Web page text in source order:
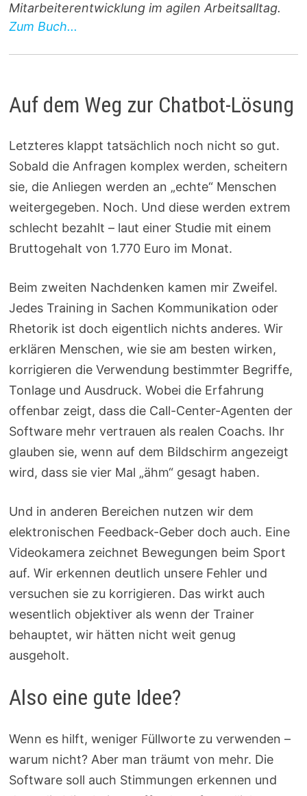
Mitarbeiterentwicklung im agilen Arbeitsalltag.
Zum Buch...
Auf dem Weg zur Chatbot-Lösung
Letzteres klappt tatsächlich noch nicht so gut.
Sobald die Anfragen komplex werden, scheitern
sie, die Anliegen werden an „echte“ Menschen
weitergegeben. Noch. Und diese werden extrem
schlecht bezahlt – laut einer Studie mit einem
Bruttogehalt von 1.770 Euro im Monat.
Beim zweiten Nachdenken kamen mir Zweifel.
Jedes Training in Sachen Kommunikation oder
Rhetorik ist doch eigentlich nichts anderes. Wir
erklären Menschen, wie sie am besten wirken,
korrigieren die Verwendung bestimmter Begriffe,
Tonlage und Ausdruck. Wobei die Erfahrung
offenbar zeigt, dass die Call-Center-Agenten der
Software mehr vertrauen als realen Coachs. Ihr
glauben sie, wenn auf dem Bildschirm angezeigt
wird, dass sie vier Mal „ähm“ gesagt haben.
Und in anderen Bereichen nutzen wir dem
elektronischen Feedback-Geber doch auch. Eine
Videokamera zeichnet Bewegungen beim Sport
auf. Wir erkennen deutlich unsere Fehler und
versuchen sie zu korrigieren. Das wirkt auch
wesentlich objektiver als wenn der Trainer
behauptet, wir hätten nicht weit genug
ausgeholt.
Also eine gute Idee?
Wenn es hilft, weniger Füllworte zu verwenden –
warum nicht? Aber man träumt von mehr. Die
Software soll auch Stimmungen erkennen und